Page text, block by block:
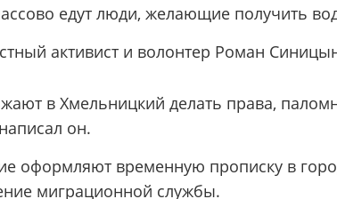
едут люди, желающие получить
активист и волонтер Роман
в Хмельницкий делать права,
он.
оформляют временную прописку в
миграционной службы.